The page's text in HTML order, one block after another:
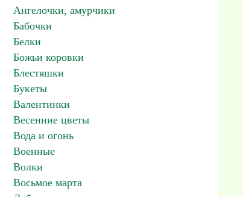
Ангелочки, амурчики
Бабочки
Белки
Божьи коровки
Блестяшки
Букеты
Валентинки
Весенние цветы
Вода и огонь
Военные
Волки
Восьмое марта